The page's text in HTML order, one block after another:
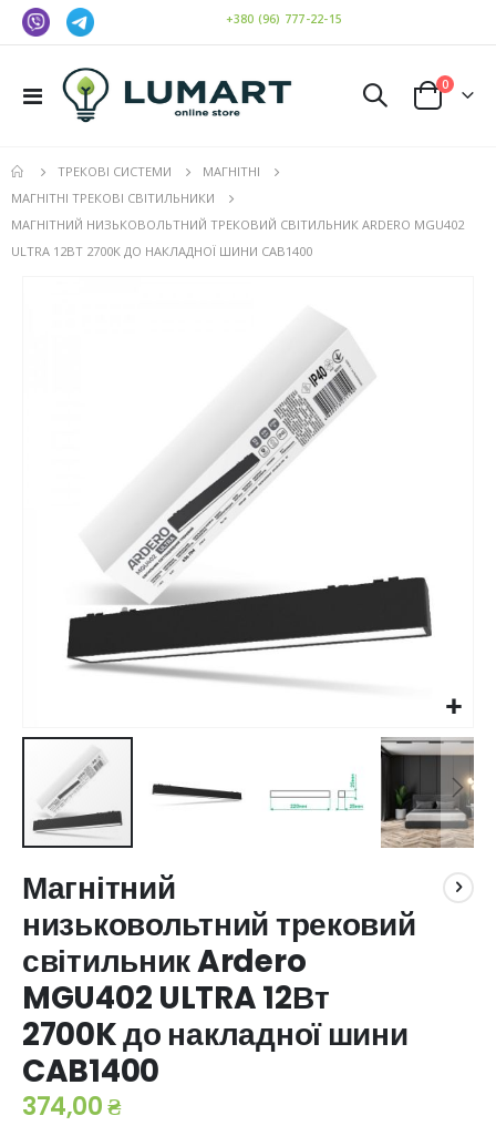
+380 (96) 777-22-15
Toggle
Cart
0
ТРЕКОВІ СИСТЕМИ
МАГНІТНІ
МАГНІТНІ ТРЕКОВІ СВІТИЛЬНИКИ
МАГНІТНИЙ НИЗЬКОВОЛЬТНИЙ ТРЕКОВИЙ СВІТИЛЬНИК ARDERO MGU402
ULTRA 12ВТ 2700K ДО НАКЛАДНОЇ ШИНИ CAB1400
до
початку
галереї
зображень
Магнітний
низьковольтний трековий
світильник Ardero
MGU402 ULTRA 12Вт
2700K до накладної шини
CAB1400
374,00 ₴